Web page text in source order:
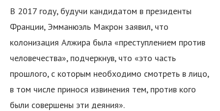
В 2017 году, будучи кандидатом в президенты
Франции, Эмманюэль Макрон заявил, что
колонизация Алжира была «преступлением против
человечества», подчеркнув, что «это часть
прошлого, с которым необходимо смотреть в лицо,
в том числе принося извинения тем, против кого
были совершены эти деяния».